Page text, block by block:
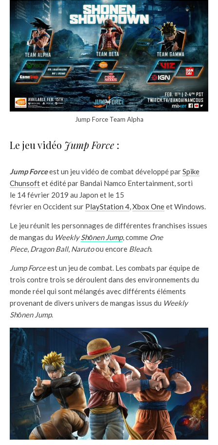
Jump Force Team Alpha
Le jeu vidéo Jump Force :
Jump Forceest un jeu vidéo de combat développé parSpike
Chunsoftet édité par Bandai Namco Entertainment, sorti
le 14 février 2019 au Japon et le 15
février en Occident sur PlayStation 4,Xbox Oneet Windows.
Le jeu réunit les personnages de différentes franchises issues
de mangas du WeeklyShōnen Jump, comme One
Piece, Dragon Ball, Narutoou encore Bleach.
Jump Forceest un jeu de combat. Les combats par équipe de
trois contre trois se déroulent dans des environnements du
monde réel qui sont mélangés avec différents éléments
provenant de divers univers de mangas issus du Weekly
Shōnen Jump.